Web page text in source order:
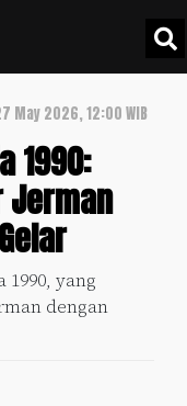
May 2026, 12:00 WIB
1990:
Jerman
yang
dengan